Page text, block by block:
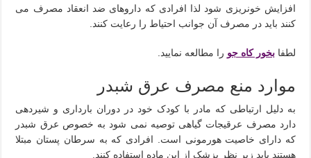
افزایش خونریزی شود لذا افرادی که داروهای ضد انعقاد مصرف می
کنند باید در مصرف آن جوانب احتیاط را رعایت کنند.
لطفابخور کاه جو را مطالعه نمایید.
موارد منع مصرف عرق شبدر
به دلیل ارتباطی که مادر با کودک خود در دوران بارداری و شیردهی
دارد مصرف عرقیجات گیاهی توصیه نمی شود به خصوص عرق شبدر
که دارای خاصیت هورمونی است. افرادی که به سرطان پستان مبتلا
هستند باید زیر نظر پزشک از این ماده استفاده کنند.